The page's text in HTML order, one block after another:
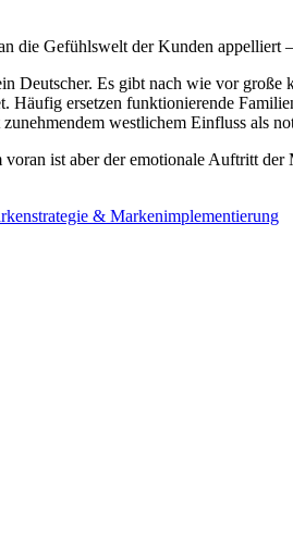
die Gefühlswelt der Kunden appelliert
Deutscher. Es gibt nach wie vor große
Häufig ersetzen funktionierende
westlichem Einfluss als
ist aber der emotionale Auftritt der
& Markenimplementierung